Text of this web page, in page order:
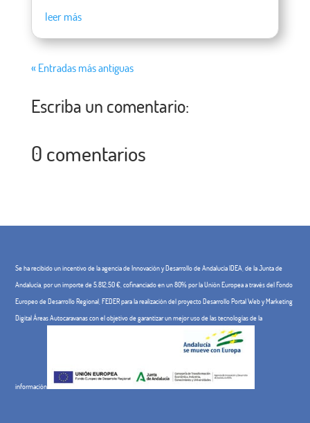
leer más
« Entradas más antiguas
Escriba un comentario:
0 comentarios
Se ha recibido un incentivo de la agencia de Innovación y Desarrollo de Andalucía IDEA, de la Junta de
Andalucía, por un importe de 5.812,50 €, cofinanciado en un 80% por la Unión Europea a través del Fondo
Europeo de Desarrollo Regional, FEDER para la realización del proyecto Desarrollo Portal Web y Marketing
Digital Áreas Autocaravanas con el objetivo de garantizar un mejor uso de las tecnologías de la
información